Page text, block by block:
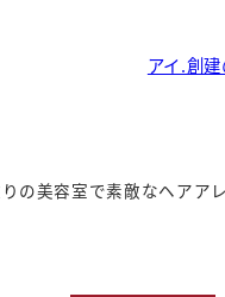
アイ.創
の美容室で素敵なヘアア